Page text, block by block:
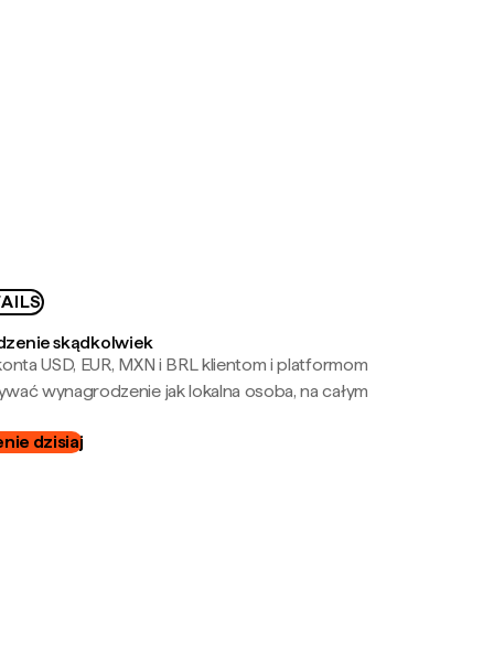
skądkolwiek
USD, EUR, MXN i BRL klientom i platformom
wynagrodzenie jak lokalna osoba, na całym
dzisiaj